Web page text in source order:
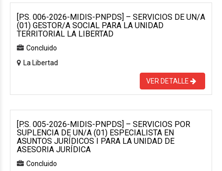
[P.S. 006-2026-MIDIS-PNPDS] – SERVICIOS DE UN/A
(01) GESTOR/A SOCIAL PARA LA UNIDAD
TERRITORIAL LA LIBERTAD
Concluido
La Libertad
VER DETALLE
[P.S. 005-2026-MIDIS-PNPDS] – SERVICIOS POR
SUPLENCIA DE UN/A (01) ESPECIALISTA EN
ASUNTOS JURÍDICOS I PARA LA UNIDAD DE
ASESORIA JURÍDICA
Concluido